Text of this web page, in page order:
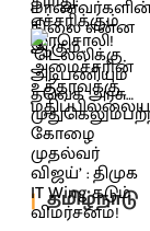
தமிழ்நாடு